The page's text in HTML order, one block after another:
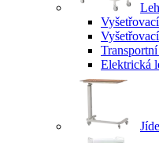
Elektrická